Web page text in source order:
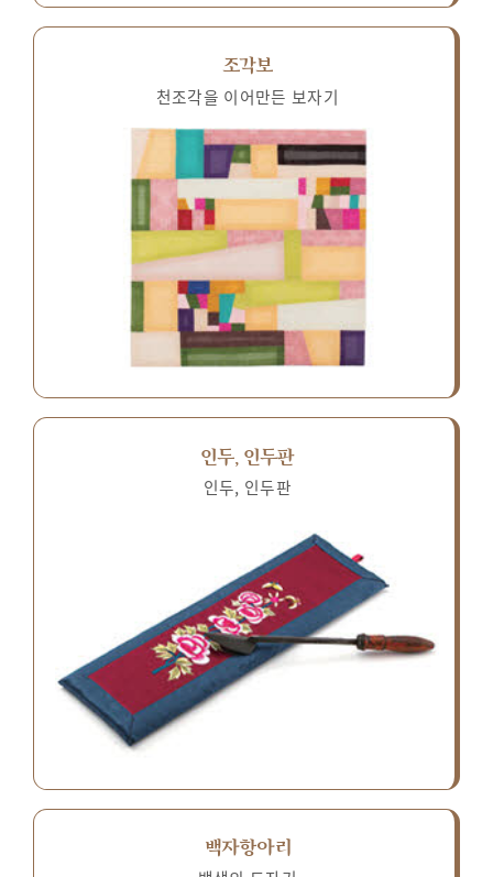
조각보
천조각을 이어만든 보자기
인두, 인두판
인두, 인두판
백자항아리